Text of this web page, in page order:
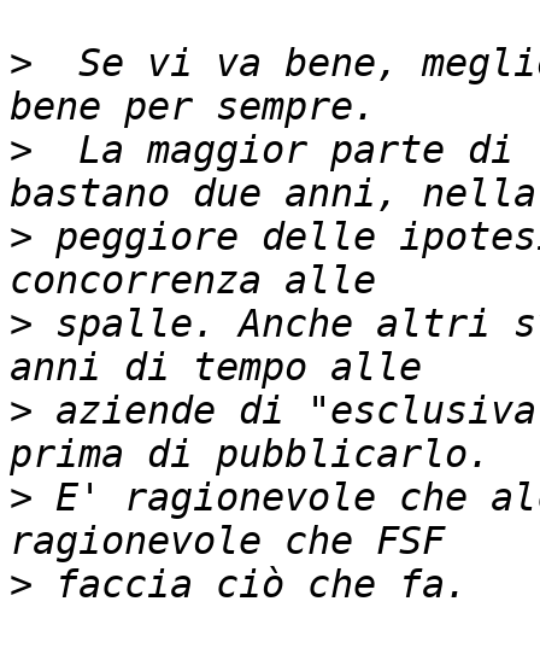
>
Se vi va bene,
>
La maggior parte di
> peggiore delle
> spalle. Anche altri
> aziende di
> E' ragionevole che
>